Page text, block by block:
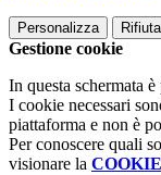
Personalizza
Gestione cookie
In questa schermata
I cookie necessari
piattaforma e non è
Per conoscere quali
visionare la